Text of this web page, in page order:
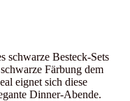
schwarze Besteck-Sets
Färbung dem
eignet sich diese
Dinner-Abende.